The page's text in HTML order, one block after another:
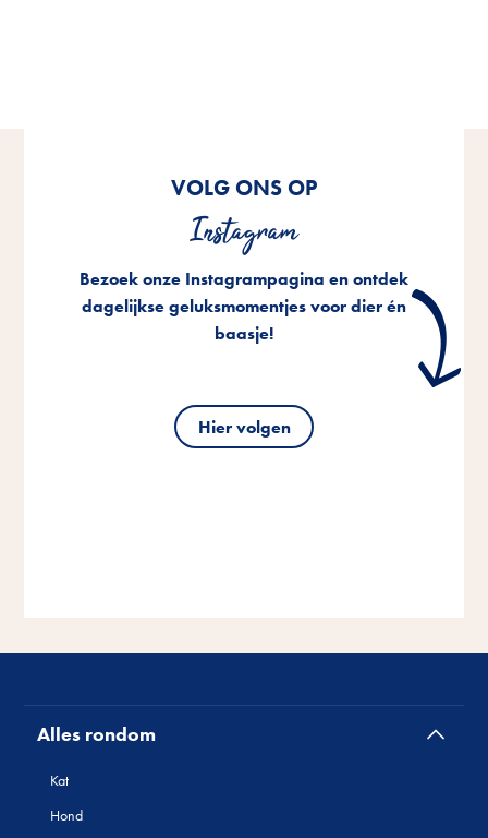
VOLG ONS OP
Instagram
Bezoek onze Instagrampagina en ontdek
dagelijkse geluksmomentjes voor dier én
baasje!
Hier volgen
Alles rondom
Kat
Hond